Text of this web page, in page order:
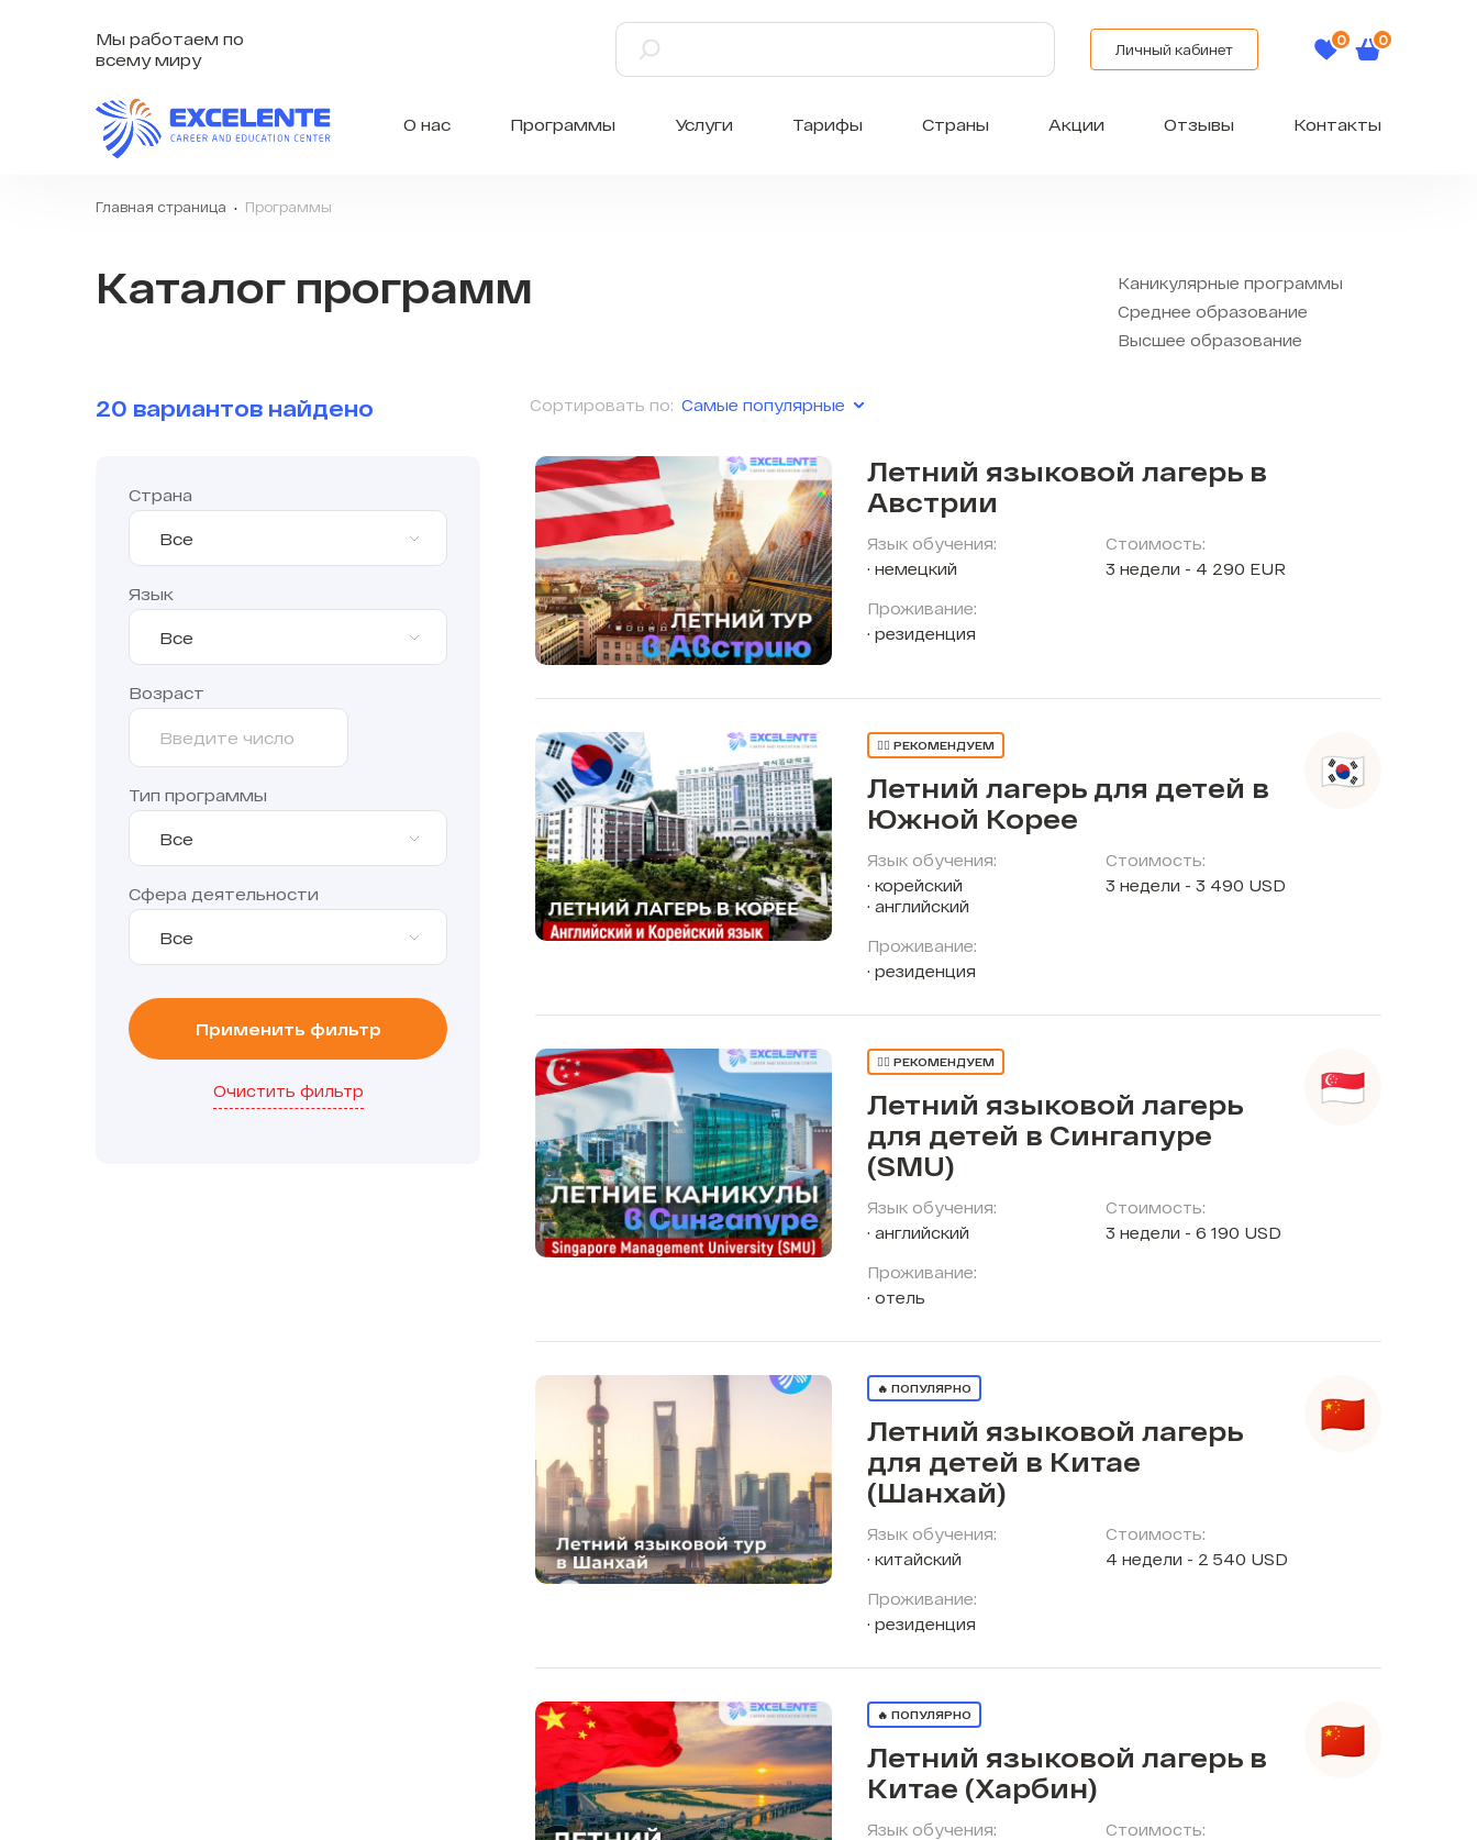
Мы работаем по
всему миру
Личный кабинет
О нас Программы Услуги Тарифы Страны Акции Отзывы Контакты
Главная страница Программы
Каталог программ
Каникулярные программы
Среднее образование
Высшее образование
20 вариантов найдено Сортировать по: Самые популярные
Страна
Все
Язык
Все
Возраст
Тип программы
Все
Сфера деятельности
Все
Применить фильтр
Очистить фильтр
Летний языковой лагерь в
Австрии
Язык обучения:
немецкий
Проживание:
резиденция
Стоимость:
3 недели - 4 290 EUR
👍🏼 РЕКОМЕНДУЕМ
Летний лагерь для детей в
Южной Корее
Язык обучения:
корейский
английский
Проживание:
резиденция
Стоимость:
3 недели - 3 490 USD
👍🏼 РЕКОМЕНДУЕМ
Летний языковой лагерь
для детей в Сингапуре
(SMU)
Язык обучения:
английский
Проживание:
отель
Стоимость:
3 недели - 6 190 USD
🔥 ПОПУЛЯРНО
Летний языковой лагерь
для детей в Китае
(Шанхай)
Язык обучения:
китайский
Проживание:
резиденция
Стоимость:
4 недели - 2 540 USD
🔥 ПОПУЛЯРНО
Летний языковой лагерь в
Китае (Харбин)
Язык обучения:
Стоимость: